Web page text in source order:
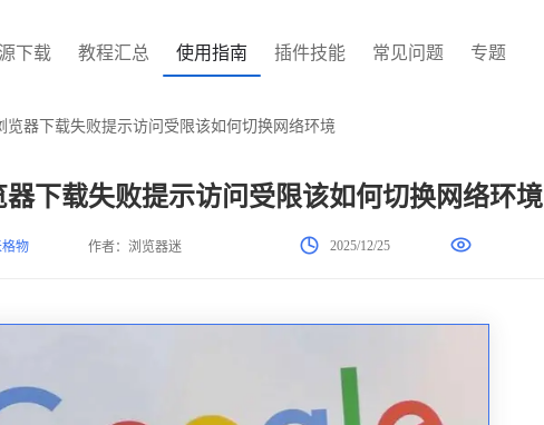
下载 教程汇总 使用指南 插件技能 常见问题 专题
览器下载失败提示访问受限该如何切换网络环境
器下载失败提示访问受限该如何切换网络环境
物 作者：浏览器迷 2025/12/25